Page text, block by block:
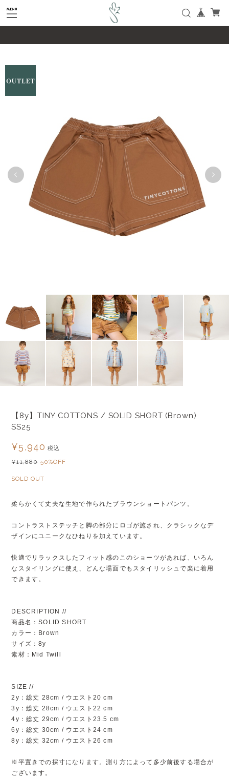
google-site-verification=SHQu5n4yz7-
tPsbAaiX89DBKMypZL6raQx7JsECLt-4
【8y】TINY COTTONS / SOLID SHORT (Brown)
SS25
¥5,940 税込
¥11,880 50%OFF
SOLD OUT
柔らかくて丈夫な生地で作られたブラウンショートパンツ。
コントラストステッチと脚の部分にロゴが施され、クラシックなデ
ザインにユニークなひねりを加えています。
快適でリラックスしたフィット感のこのショーツがあれば、いろん
なスタイリングに使え、どんな場面でもスタイリッシュで楽に着用
できます。
DESCRIPTION //
商品名：SOLID SHORT
カラー：Brown
サイズ：8y
素材：Mid Twill
SIZE //
2y：総丈 28cm / ウエスト20 cm
3y：総丈 28cm / ウエスト22 cm
4y：総丈 29cm / ウエスト23.5 cm
6y：総丈 30cm / ウエスト24 cm
8y：総丈 32cm / ウエスト26 cm
※平置きでの採寸になります。測り方によって多少前後する場合が
ございます。